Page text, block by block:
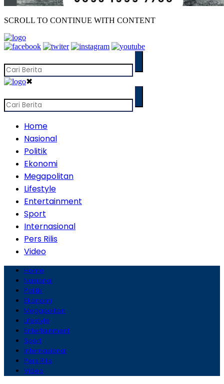
SCROLL TO CONTINUE WITH CONTENT
✖
Home
Nasional
Politik
Ekonomi
Megapolitan
Lifestyle
Entertainment
Sport
Internasional
Pers Rilis
Video
Home
Nasional
Politik
Ekonomi
Megapolitan
Lifestyle
Entertainment
Sport
Internasional
Pers Rilis
Video